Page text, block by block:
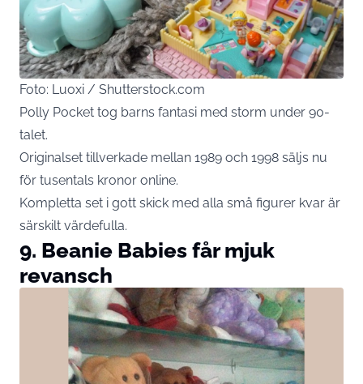
Foto: Luoxi / Shutterstock.com
Polly Pocket tog barns fantasi med storm under 90-
talet.
Originalset tillverkade mellan 1989 och 1998 säljs nu
för tusentals kronor online.
Kompletta set i gott skick med alla små figurer kvar är
särskilt värdefulla.
9. Beanie Babies får mjuk
revansch